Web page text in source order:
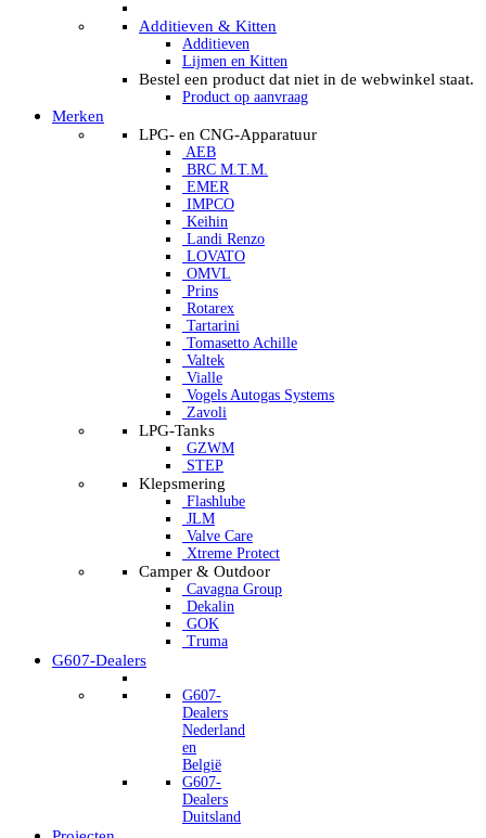
Additieven & Kitten
Additieven
Lijmen en Kitten
Bestel een product dat niet in de webwinkel staat.
Product op aanvraag
Merken
LPG- en CNG-Apparatuur
AEB
BRC M.T.M.
EMER
IMPCO
Keihin
Landi Renzo
LOVATO
OMVL
Prins
Rotarex
Tartarini
Tomasetto Achille
Valtek
Vialle
Vogels Autogas Systems
Zavoli
LPG-Tanks
GZWM
STEP
Klepsmering
Flashlube
JLM
Valve Care
Xtreme Protect
Camper & Outdoor
Cavagna Group
Dekalin
GOK
Truma
G607-Dealers
G607-
Dealers
Nederland
en
België
G607-
Dealers
Duitsland